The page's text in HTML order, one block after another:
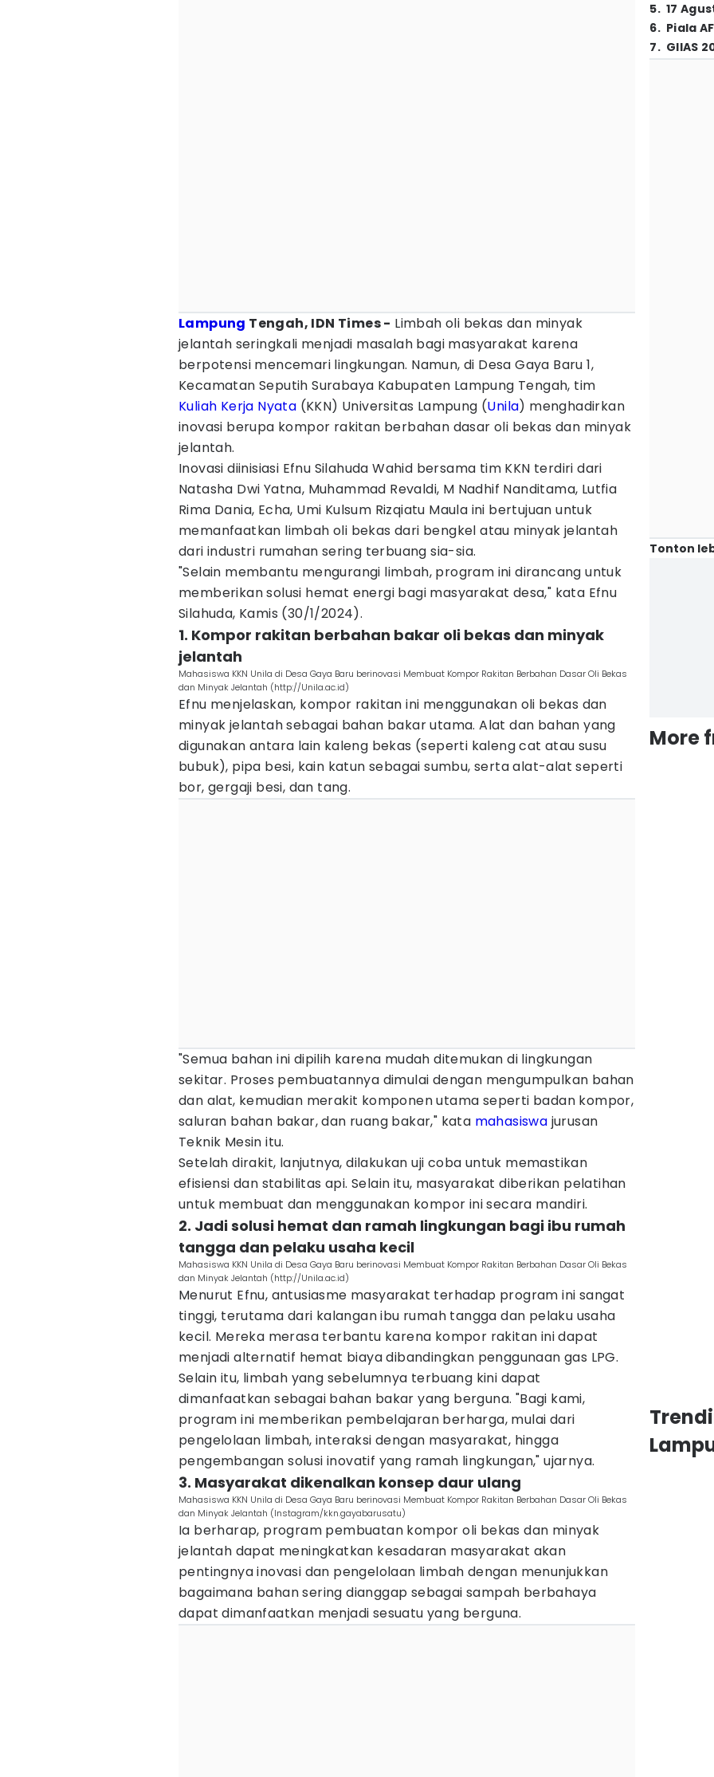
Lampung Tengah, IDN Times - Limbah oli bekas dan minyak
jelantah seringkali menjadi masalah bagi masyarakat karena
berpotensi mencemari lingkungan. Namun, di Desa Gaya Baru 1,
Kecamatan Seputih Surabaya Kabupaten Lampung Tengah, tim
Kuliah Kerja Nyata (KKN) Universitas Lampung (Unila) menghadirkan
inovasi berupa kompor rakitan berbahan dasar oli bekas dan minyak
jelantah.
Inovasi diinisiasi Efnu Silahuda Wahid bersama tim KKN terdiri dari
Natasha Dwi Yatna, Muhammad Revaldi, M Nadhif Nanditama, Lutfia
Rima Dania, Echa, Umi Kulsum Rizqiatu Maula ini bertujuan untuk
memanfaatkan limbah oli bekas dari bengkel atau minyak jelantah
dari industri rumahan sering terbuang sia-sia.
"Selain membantu mengurangi limbah, program ini dirancang untuk
memberikan solusi hemat energi bagi masyarakat desa," kata Efnu
Silahuda, Kamis (30/1/2024).
1. Kompor rakitan berbahan bakar oli bekas dan minyak
jelantah
Mahasiswa KKN Unila di Desa Gaya Baru berinovasi Membuat Kompor Rakitan Berbahan Dasar Oli Bekas
dan Minyak Jelantah (http://Unila.ac.id)
Efnu menjelaskan, kompor rakitan ini menggunakan oli bekas dan
minyak jelantah sebagai bahan bakar utama. Alat dan bahan yang
digunakan antara lain kaleng bekas (seperti kaleng cat atau susu
bubuk), pipa besi, kain katun sebagai sumbu, serta alat-alat seperti
bor, gergaji besi, dan tang.
"Semua bahan ini dipilih karena mudah ditemukan di lingkungan
sekitar. Proses pembuatannya dimulai dengan mengumpulkan bahan
dan alat, kemudian merakit komponen utama seperti badan kompor,
saluran bahan bakar, dan ruang bakar," kata mahasiswa jurusan
Teknik Mesin itu.
Setelah dirakit, lanjutnya, dilakukan uji coba untuk memastikan
efisiensi dan stabilitas api. Selain itu, masyarakat diberikan pelatihan
untuk membuat dan menggunakan kompor ini secara mandiri.
2. Jadi solusi hemat dan ramah lingkungan bagi ibu rumah
tangga dan pelaku usaha kecil
Mahasiswa KKN Unila di Desa Gaya Baru berinovasi Membuat Kompor Rakitan Berbahan Dasar Oli Bekas
dan Minyak Jelantah (http://Unila.ac.id)
Menurut Efnu, antusiasme masyarakat terhadap program ini sangat
tinggi, terutama dari kalangan ibu rumah tangga dan pelaku usaha
kecil. Mereka merasa terbantu karena kompor rakitan ini dapat
menjadi alternatif hemat biaya dibandingkan penggunaan gas LPG.
Selain itu, limbah yang sebelumnya terbuang kini dapat
dimanfaatkan sebagai bahan bakar yang berguna. "Bagi kami,
program ini memberikan pembelajaran berharga, mulai dari
pengelolaan limbah, interaksi dengan masyarakat, hingga
pengembangan solusi inovatif yang ramah lingkungan," ujarnya.
3. Masyarakat dikenalkan konsep daur ulang
Mahasiswa KKN Unila di Desa Gaya Baru berinovasi Membuat Kompor Rakitan Berbahan Dasar Oli Bekas
dan Minyak Jelantah (Instagram/kkn.gayabarusatu)
Ia berharap, program pembuatan kompor oli bekas dan minyak
jelantah dapat meningkatkan kesadaran masyarakat akan
pentingnya inovasi dan pengelolaan limbah dengan menunjukkan
bagaimana bahan sering dianggap sebagai sampah berbahaya
dapat dimanfaatkan menjadi sesuatu yang berguna.
5. 17
6. Piala
7. GIIAS
Tonton
More